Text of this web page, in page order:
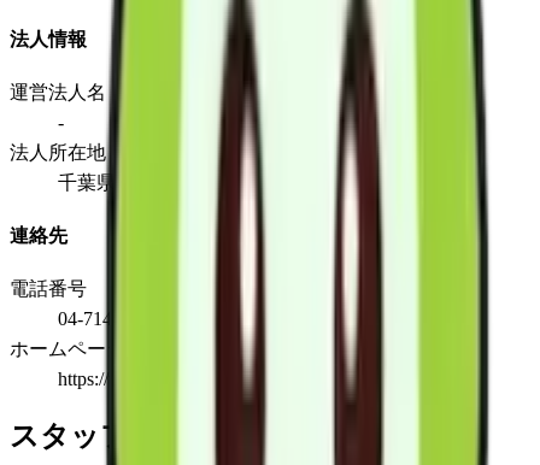
法人情報
運営法人名
-
法人所在地
千葉県柏市十余二248-36
連絡先
電話番号
04-7141-7500
ホームページ
https://www.spacecare.co.jp/
スタッフ情報